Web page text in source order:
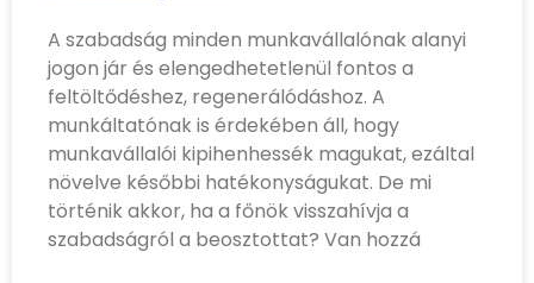
A szabadság minden munkavállalónak alanyi
jogon jár és elengedhetetlenül fontos a
feltöltődéshez, regenerálódáshoz. A
munkáltatónak is érdekében áll, hogy
munkavállalói kipihenhessék magukat, ezáltal
növelve későbbi hatékonyságukat. De mi
történik akkor, ha a főnök visszahívja a
szabadságról a beosztottat? Van hozzá